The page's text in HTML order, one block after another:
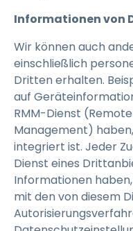
Informationen von
Wir können auch
einschließlich
Dritten erhalten.
auf
RMM-Dienst
Management)
integriert ist. Jeder
Dienst eines
Informationen
mit den von diesem